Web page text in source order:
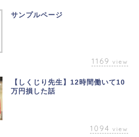
サンプルページ
1169 view
【しくじり先生】12時間働いて10
万円損した話
1094 view